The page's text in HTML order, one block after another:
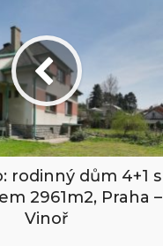
rodinný dům 4+1 s
2961m2, Praha –
Vinoř